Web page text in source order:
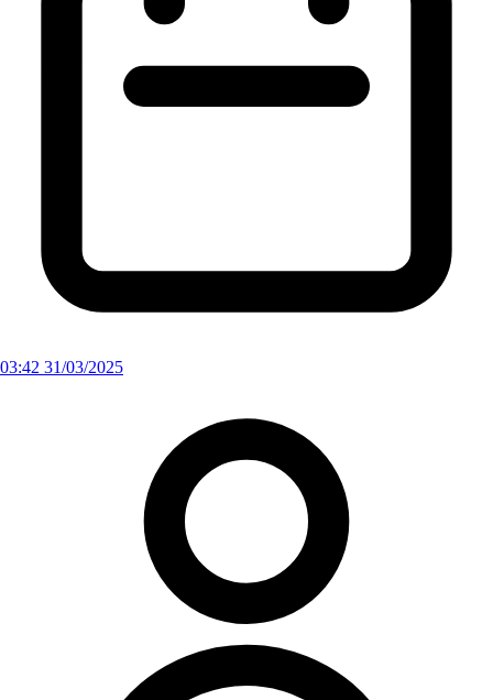
03:42 31/03/2025